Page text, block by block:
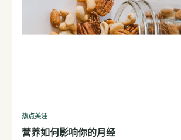
保健食品
健康话题
运动
睡眠
热点关注
营养如何影响你的月经